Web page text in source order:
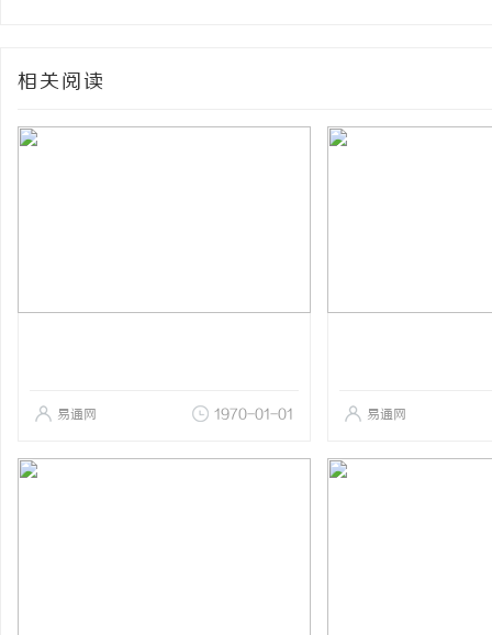
相关阅读
易通网 1970-01-01 易通网